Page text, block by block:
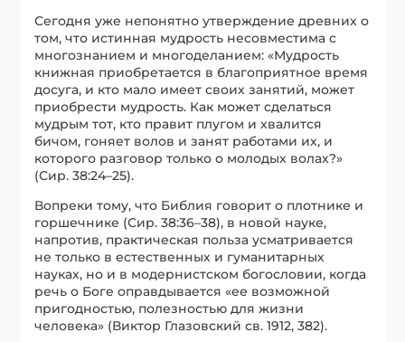
Сегодня уже непонятно утверждение древних о
том, что истинная мудрость несовместима с
многознанием и многоделанием: «Мудрость
книжная приобретается в благоприятное время
досуга, и кто мало имеет своих занятий, может
приобрести мудрость. Как может сделаться
мудрым тот, кто правит плугом и хвалится
бичом, гоняет волов и занят работами их, и
которого разговор только о молодых волах?»
(Сир. 38:24–25).
Вопреки тому, что Библия говорит о плотнике и
горшечнике (Сир. 38:36–38), в новой науке,
напротив, практическая польза усматривается
не только в естественных и гуманитарных
науках, но и в модернистском богословии, когда
речь о Боге оправдывается «ее возможной
пригодностью, полезностью для жизни
человека» (Виктор Глазовский св. 1912, 382).